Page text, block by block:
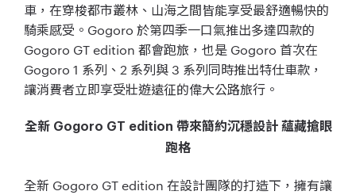
車，在穿梭都市叢林、山海之間皆能享受最舒適暢快的
騎乘感受。Gogoro 於第四季一口氣推出多達四款的
Gogoro GT edition 都會跑旅，也是 Gogoro 首次在
Gogoro 1 系列、2 系列與 3 系列同時推出特仕車款，
讓消費者立即享受壯遊遠征的偉大公路旅行。
全新 Gogoro GT edition 帶來簡約沉穩設計 蘊藏搶眼
跑格
全新 Gogoro GT edition 在設計團隊的打造下，擁有讓